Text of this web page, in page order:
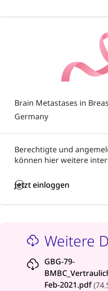
Brain Metastases in
Germany
Berechtigte und
können hier weitere
Jetzt einloggen
Weitere
GBG-79-
Feb-2021.pdf